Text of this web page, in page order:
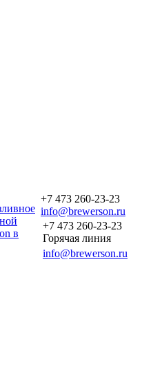
+7 473 260-23-23
info@brewerson.ru
+7 473 260-23-23
Горячая линия
info@brewerson.ru